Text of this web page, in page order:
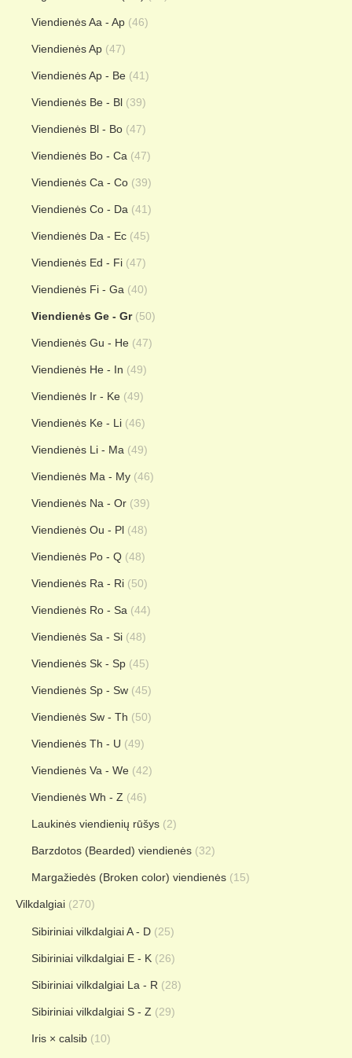
Viendienės Aa - Ap (46)
Viendienės Ap (47)
Viendienės Ap - Be (41)
Viendienės Be - Bl (39)
Viendienės Bl - Bo (47)
Viendienės Bo - Ca (47)
Viendienės Ca - Co (39)
Viendienės Co - Da (41)
Viendienės Da - Ec (45)
Viendienės Ed - Fi (47)
Viendienės Fi - Ga (40)
Viendienės Ge - Gr (50)
Viendienės Gu - He (47)
Viendienės He - In (49)
Viendienės Ir - Ke (49)
Viendienės Ke - Li (46)
Viendienės Li - Ma (49)
Viendienės Ma - My (46)
Viendienės Na - Or (39)
Viendienės Ou - Pl (48)
Viendienės Po - Q (48)
Viendienės Ra - Ri (50)
Viendienės Ro - Sa (44)
Viendienės Sa - Si (48)
Viendienės Sk - Sp (45)
Viendienės Sp - Sw (45)
Viendienės Sw - Th (50)
Viendienės Th - U (49)
Viendienės Va - We (42)
Viendienės Wh - Z (46)
Laukinės viendienių rūšys (2)
Barzdotos (Bearded) viendienės (32)
Margažiedės (Broken color) viendienės (15)
Vilkdalgiai (270)
Sibiriniai vilkdalgiai A - D (25)
Sibiriniai vilkdalgiai E - K (26)
Sibiriniai vilkdalgiai La - R (28)
Sibiriniai vilkdalgiai S - Z (29)
Iris × calsib (10)